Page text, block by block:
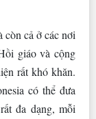
cả ở các nơi
giáo và cộng
rất khó khăn.
có thể đưa
đa dạng, mỗi